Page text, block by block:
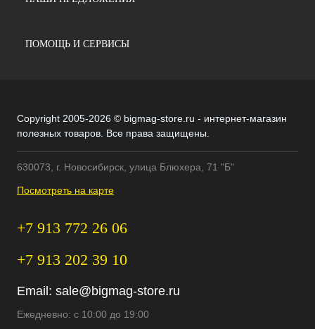
ПОМОЩЬ И СЕРВИСЫ
Copyright 2005-2026 © bigmag-store.ru - интернет-магазин
полезных товаров. Все права защищены.
630073, г. Новосибирск, улица Блюхера, 71 "Б"
Посмотреть на карте
+7 913 772 26 06
+7 913 202 39 10
Email: sale@bigmag-store.ru
Ежедневно: с 10:00 до 19:00